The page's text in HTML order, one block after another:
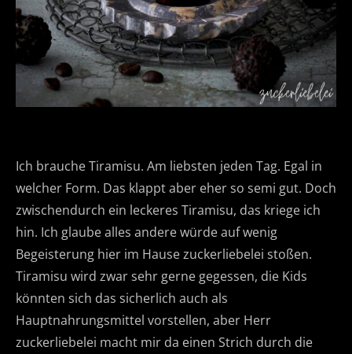
Ich brauche Tiramisu. Am liebsten jeden Tag. Egal in
welcher Form. Das klappt aber eher so semi gut. Doch
zwischendurch ein leckeres Tiramisu, das kriege ich
hin. Ich glaube alles andere würde auf wenig
Begeisterung hier im Hause zuckerliebelei stoßen.
Tiramisu wird zwar sehr gerne gegessen, die Kids
könnten sich das sicherlich auch als
Hauptnahrungsmittel vorstellen, aber Herr
zuckerliebelei macht mir da einen Strich durch die